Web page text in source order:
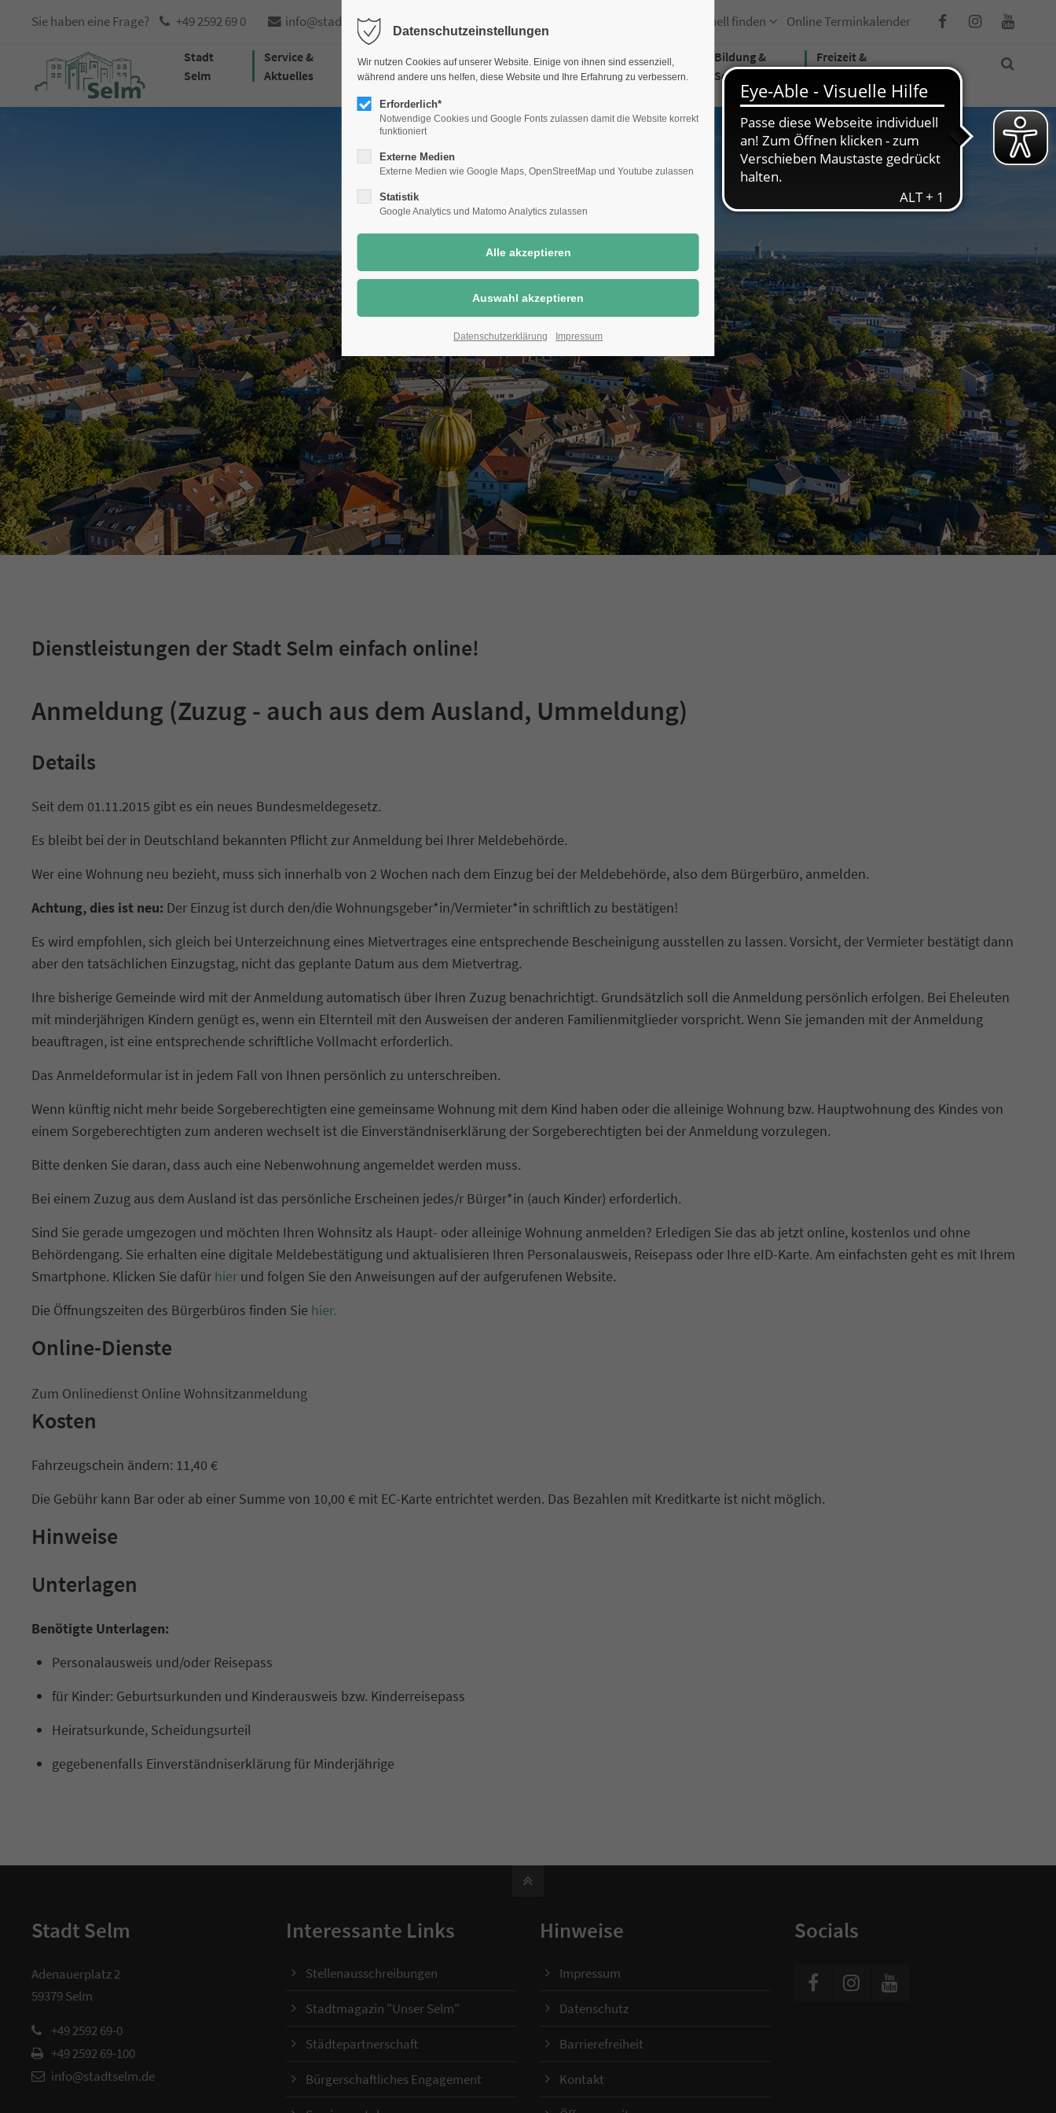
Sie haben eine Frage? +49 2592 69 0 info@stadtselm.de Schnell finden Online Terminkalender
Stadt
Selm
Service &
Aktuelles
Rathaus &
Bürgerthemen
Bauen &
Wirtschaft
Umwelt &
Klimaschutz
Bildung &
Soziales
Freizeit &
Dienstleistungen der Stadt Selm einfach online!
Anmeldung (Zuzug - auch aus dem Ausland, Ummeldung)
Details
Seit dem 01.11.2015 gibt es ein neues Bundesmeldegesetz.
Es bleibt bei der in Deutschland bekannten Pflicht zur Anmeldung bei Ihrer Meldebehörde.
Wer eine Wohnung neu bezieht, muss sich innerhalb von 2 Wochen nach dem Einzug bei der Meldebehörde, also dem Bürgerbüro, anmelden.
Achtung, dies ist neu: Der Einzug ist durch den/die Wohnungsgeber*in/Vermieter*in schriftlich zu bestätigen!
Es wird empfohlen, sich gleich bei Unterzeichnung eines Mietvertrages eine entsprechende Bescheinigung ausstellen zu lassen. Vorsicht, der Vermieter bestätigt dann
aber den tatsächlichen Einzugstag, nicht das geplante Datum aus dem Mietvertrag.
Ihre bisherige Gemeinde wird mit der Anmeldung automatisch über Ihren Zuzug benachrichtigt. Grundsätzlich soll die Anmeldung persönlich erfolgen. Bei Eheleuten
mit minderjährigen Kindern genügt es, wenn ein Elternteil mit den Ausweisen der anderen Familienmitglieder vorspricht. Wenn Sie jemanden mit der Anmeldung
beauftragen, ist eine entsprechende schriftliche Vollmacht erforderlich.
Das Anmeldeformular ist in jedem Fall von Ihnen persönlich zu unterschreiben.
Wenn künftig nicht mehr beide Sorgeberechtigten eine gemeinsame Wohnung mit dem Kind haben oder die alleinige Wohnung bzw. Hauptwohnung des Kindes von
einem Sorgeberechtigten zum anderen wechselt ist die Einverständniserklärung der Sorgeberechtigten bei der Anmeldung vorzulegen.
Bitte denken Sie daran, dass auch eine Nebenwohnung angemeldet werden muss.
Bei einem Zuzug aus dem Ausland ist das persönliche Erscheinen jedes/r Bürger*in (auch Kinder) erforderlich.
Sind Sie gerade umgezogen und möchten Ihren Wohnsitz als Haupt- oder alleinige Wohnung anmelden? Erledigen Sie das ab jetzt online, kostenlos und ohne
Behördengang. Sie erhalten eine digitale Meldebestätigung und aktualisieren Ihren Personalausweis, Reisepass oder Ihre eID-Karte. Am einfachsten geht es mit Ihrem
Smartphone. Klicken Sie dafür hier und folgen Sie den Anweisungen auf der aufgerufenen Website.
Die Öffnungszeiten des Bürgerbüros finden Sie hier.
Online-Dienste
Zum Onlinedienst Online Wohnsitzanmeldung
Kosten
Fahrzeugschein ändern: 11,40 €
Die Gebühr kann Bar oder ab einer Summe von 10,00 € mit EC-Karte entrichtet werden. Das Bezahlen mit Kreditkarte ist nicht möglich.
Hinweise
Unterlagen
Benötigte Unterlagen:
Personalausweis und/oder Reisepass
für Kinder: Geburtsurkunden und Kinderausweis bzw. Kinderreisepass
Heiratsurkunde, Scheidungsurteil
gegebenenfalls Einverständniserklärung für Minderjährige
Stadt Selm
Adenauerplatz 2
59379 Selm
+49 2592 69-0
+49 2592 69-100
info@stadtselm.de
Interessante Links
Stellenausschreibungen
Stadtmagazin "Unser Selm"
Städtepartnerschaft
Bürgerschaftliches Engagement
Hinweise
Impressum
Datenschutz
Barrierefreiheit
Kontakt
Socials
Datenschutzeinstellungen
Wir nutzen Cookies auf unserer Website. Einige von ihnen sind essenziell,
während andere uns helfen, diese Website und Ihre Erfahrung zu verbessern.
Erforderlich*
Notwendige Cookies und Google Fonts zulassen damit die Website korrekt
funktioniert
Externe Medien
Externe Medien wie Google Maps, OpenStreetMap und Youtube zulassen
Statistik
Google Analytics und Matomo Analytics zulassen
Datenschutzerklärung Impressum